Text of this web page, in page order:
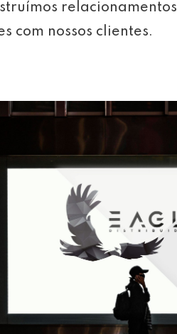
relacionamentos
com nossos clientes.